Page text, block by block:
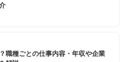
職種ごとの仕事内容・年収や企業